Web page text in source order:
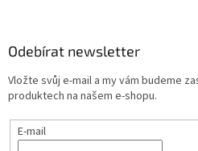
Odebírat newsletter
Vložte svůj e-mail a my vám budeme
produktech na našem e-shopu.
E-mail